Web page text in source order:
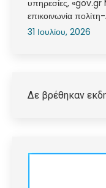
υπηρεσίες,
επικοινωνία
31 Ιουλίου, 2026
Δε βρέθηκαν